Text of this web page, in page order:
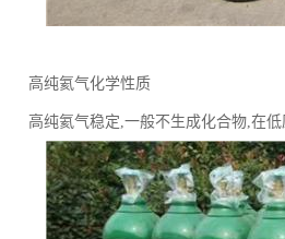
高纯氦气化学性质
高纯氦气稳定,一般不生成化合物,在